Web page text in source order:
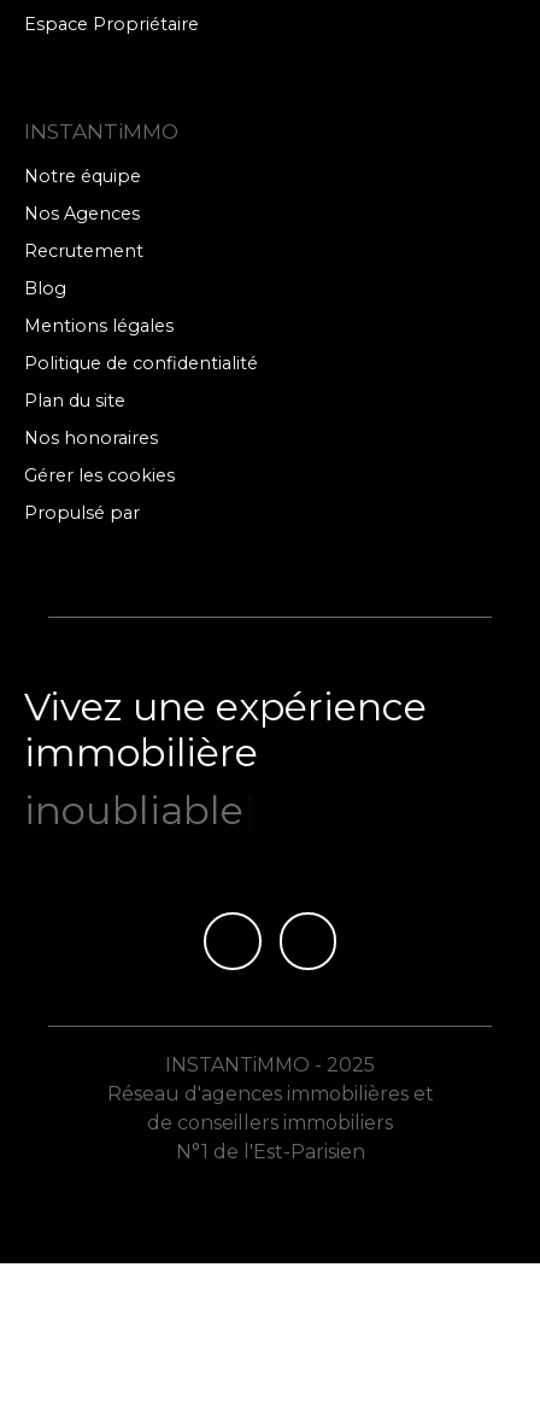
Espace Propriétaire
INSTANTiMMO
Notre équipe
Nos Agences
Recrutement
Blog
Mentions légales
Politique de confidentialité
Plan du site
Nos honoraires
Gérer les cookies
Propulsé par
Vivez une expérience
immobilière
mémo|
INSTANTiMMO - 2025
Réseau d'agences immobilières et
de conseillers immobiliers
N°1 de l'Est-Parisien